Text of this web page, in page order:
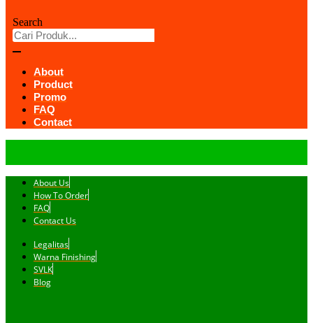
Search
About
Product
Promo
FAQ
Contact
About Us
How To Order
FAQ
Contact Us
Legalitas
Warna Finishing
SVLK
Blog